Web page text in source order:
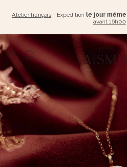
Atelier français - Expédition le jour même
avant 16h00